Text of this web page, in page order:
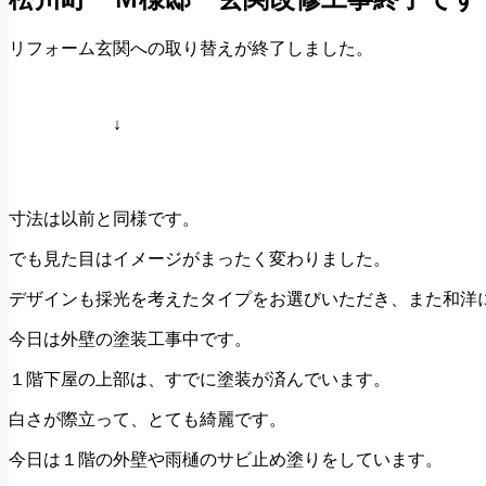
リフォーム玄関への取り替えが終了しました。
↓
寸法は以前と同様です。
でも見た目はイメージがまったく変わりました。
デザインも採光を考えたタイプをお選びいただき、また和洋
今日は外壁の塗装工事中です。
１階下屋の上部は、すでに塗装が済んでいます。
白さが際立って、とても綺麗です。
今日は１階の外壁や雨樋のサビ止め塗りをしています。